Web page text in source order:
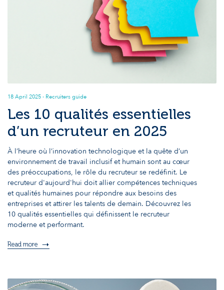
18 April 2025 · Recruiters guide
Les 10 qualités essentielles
d’un recruteur en 2025
À l’heure où l’innovation technologique et la quête d’un
environnement de travail inclusif et humain sont au cœur
des préoccupations, le rôle du recruteur se redéfinit. Le
recruteur d'aujourd'hui doit allier compétences techniques
et qualités humaines pour répondre aux besoins des
entreprises et attirer les talents de demain. Découvrez les
10 qualités essentielles qui définissent le recruteur
moderne et performant.
Read more